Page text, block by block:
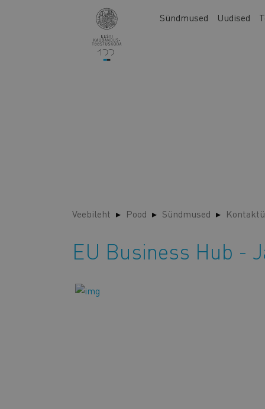
Main
Sündmused Uudised
Veebileht Pood Sündmused
EU Business Hub -